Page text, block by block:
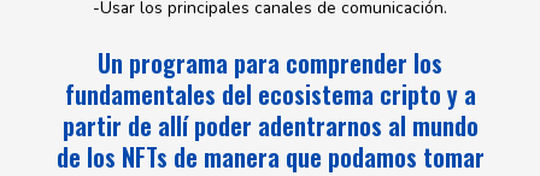
-Usar los principales canales de comunicación.
Un programa para comprender los
fundamentales del ecosistema cripto y a
partir de allí poder adentrarnos al mundo
de los NFTs de manera que podamos tomar